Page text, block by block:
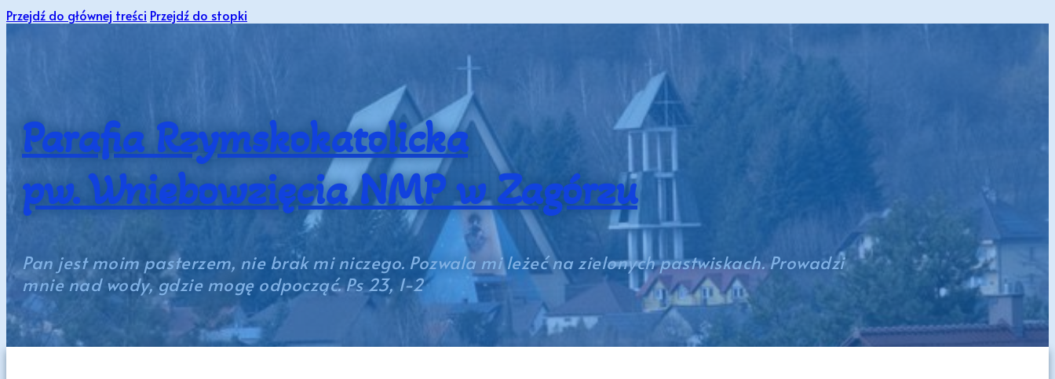
Przejdź do głównej treści Przejdź do stopki
Parafia Rzymskokatolicka
pw. Wniebowzięcia NMP w Zagórzu
Pan jest moim pasterzem, nie brak mi niczego. Pozwala mi leżeć na zielonych pastwiskach. Prowadzi
mnie nad wody, gdzie mogę odpocząć. Ps 23, 1-2